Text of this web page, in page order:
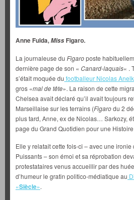
Anne Fulda,Miss Figaro.
La journaleuse du Figaroposte
dernière page de son « Canard-laquais« .
s’était moquée du footballeur Nicolas
gros «mal de tête». La raison de cette
Chelsea avait déclaré qu’il avait toujours
Marseillaise sur les terrains (Figarodu 2
plus tard, Anne, ex de Nicolas… Sarkozy,
page du Grand Quotidien pour une Histoire
Elle y relatait cette fois-ci – avec une ironie
Puissants – son émoi et sa réprobation
protestataires venus accueillir par des
d’humeur le gratin politico-médiatique au
«Siècle».